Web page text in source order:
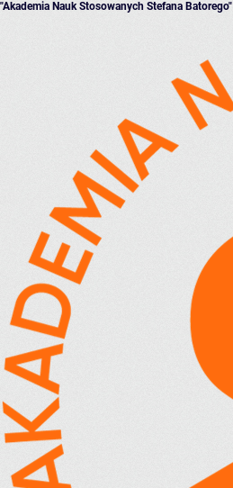
"Akademia Nauk Stosowanych Stefana Batorego"